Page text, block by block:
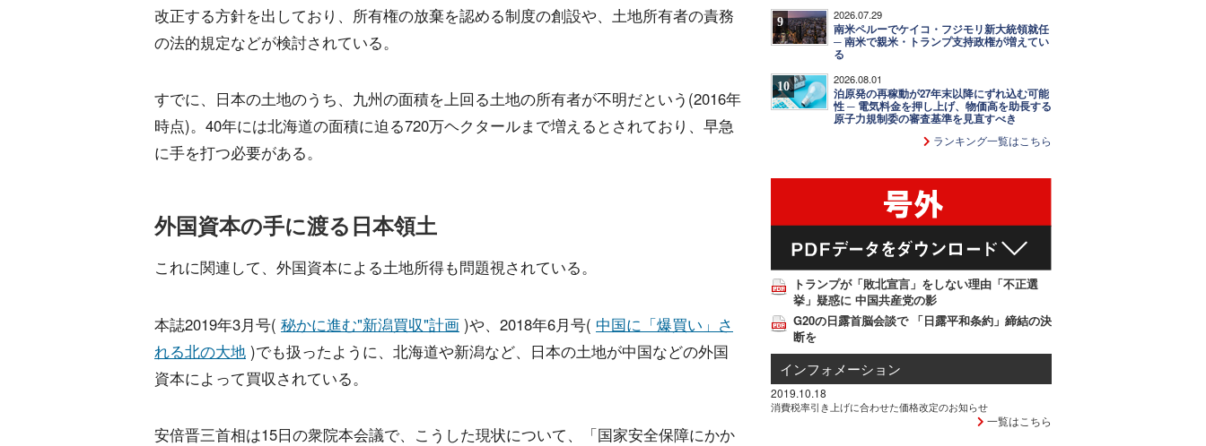
改正する方針を出しており、所有権の放棄を認める制度の創設や、土地所有者の責務
の法的規定などが検討されている。
すでに、日本の土地のうち、九州の面積を上回る土地の所有者が不明だという(2016年
時点)。40年には北海道の面積に迫る720万ヘクタールまで増えるとされており、早急
に手を打つ必要がある。
外国資本の手に渡る日本領土
これに関連して、外国資本による土地所得も問題視されている。
本誌2019年3月号( 秘かに進む"新潟買収"計画 )や、2018年6月号( 中国に「爆買い」さ
れる北の大地 )でも扱ったように、北海道や新潟など、日本の土地が中国などの外国
資本によって買収されている。
安倍晋三首相は15日の衆院本会議で、こうした現状について、「国家安全保障にかか
9 2026.07.29
南米ペルーでケイコ・フジモリ新大統領就任
─ 南米で親米・トランプ支持政権が増えてい
る
10 2026.08.01
泊原発の再稼動が27年末以降にずれ込む可能
性 ─ 電気料金を押し上げ、物価高を助長する
原子力規制委の審査基準を見直すべき
ランキング一覧はこちら
トランプが「敗北宣言」をしない理由「不正選
挙」疑惑に 中国共産党の影
G20の日露首脳会談で 「日露平和条約」締結の決
断を
インフォメーション
2019.10.18
消費税率引き上げに合わせた価格改定のお知らせ
一覧はこちら